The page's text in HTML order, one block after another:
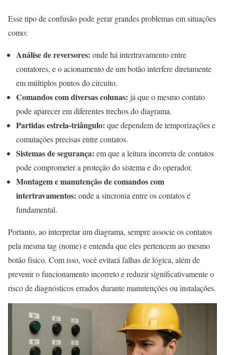
Esse tipo de confusão pode gerar grandes problemas em situações
como:
Análise de reversores: onde há intertravamento entre
contatores, e o acionamento de um botão interfere diretamente
em múltiplos pontos do circuito.
Comandos com diversas colunas: já que o mesmo contato
pode aparecer em diferentes trechos do diagrama.
Partidas estrela-triângulo: que dependem de temporizações e
comutações precisas entre contatos.
Sistemas de segurança: em que a leitura incorreta de contatos
pode comprometer a proteção do sistema e do operador.
Montagem e manutenção de comandos com
intertravamentos: onde a sincronia entre os contatos é
fundamental.
Portanto, ao interpretar um diagrama, sempre associe os contatos
pela mesma tag (nome) e entenda que eles pertencem ao mesmo
botão físico. Com isso, você evitará falhas de lógica, além de
prevenir o funcionamento incorreto e reduzir significativamente o
risco de diagnósticos errados durante manutenções ou instalações.